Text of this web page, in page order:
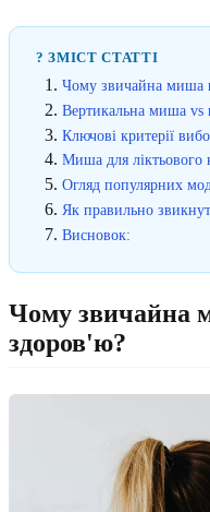
? ЗМІСТ СТАТТІ
Чому звичайна миша
Вертикальна миша vs
Ключові критерії
Миша для ліктьового
Огляд популярних
Як правильно
Висновок:
Чому звичайна
здоров'ю?